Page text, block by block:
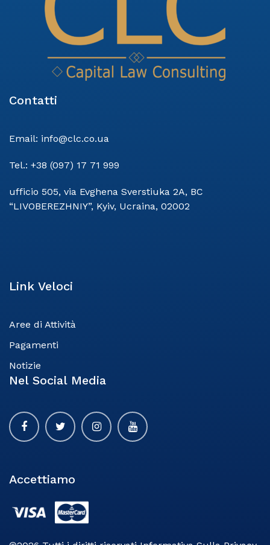
Contatti
Email: info@clc.co.ua
Tel.: +38 (097) 17 71 999
ufficio 505, via Evghena Sverstiuka 2A, BC
“LIVOBEREZHNIY”, Kyiv, Ucraina, 02002
Link Veloci
Aree di Attività
Pagamenti
Notizie​
Nel Social Media
Accettiamo